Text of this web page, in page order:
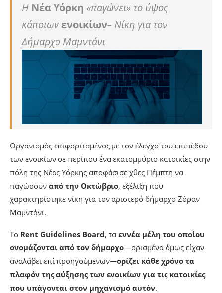
Η Νέα Υόρκη «παγώνει» το ύψος
κάποιων ενοικίων– Νίκη για τον
Δήμαρχο Μαμντάνι
Οργανισμός επιφορτισμένος με τον έλεγχο του επιπέδου
των ενοικίων σε περίπου ένα εκατομμύριο κατοικίες στην
πόλη της Νέας Υόρκης αποφάσισε χθες Πέμπτη να
παγώσουν από την Οκτώβριο, εξέλιξη που
χαρακτηρίστηκε νίκη για τον αριστερό δήμαρχο Ζόραν
Μαμντάνι.
Το Rent Guidelines Board, τα εννέα μέλη του οποίου
ονομάζονται από τον δήμαρχο—ορισμένα όμως είχαν
αναλάβει επί προηγούμενων—ορίζει κάθε χρόνο τα
πλαφόν της αύξησης των ενοικίων για τις κατοικίες
που υπάγονται στον μηχανισμό αυτόν.